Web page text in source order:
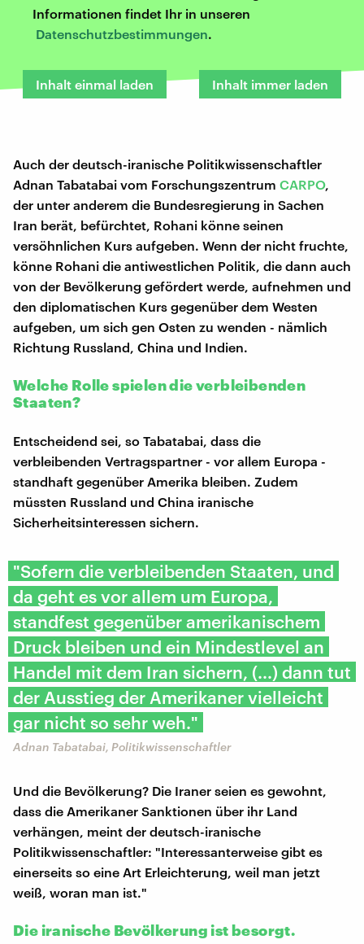
Informationen findet Ihr in unseren
Datenschutzbestimmungen.
Inhalt einmal laden Inhalt immer laden
Auch der deutsch-iranische Politikwissenschaftler
Adnan Tabatabai vom Forschungszentrum CARPO,
der unter anderem die Bundesregierung in Sachen
Iran berät, befürchtet, Rohani könne seinen
versöhnlichen Kurs aufgeben. Wenn der nicht fruchte,
könne Rohani die antiwestlichen Politik, die dann auch
von der Bevölkerung gefördert werde, aufnehmen und
den diplomatischen Kurs gegenüber dem Westen
aufgeben, um sich gen Osten zu wenden - nämlich
Richtung Russland, China und Indien.
Welche Rolle spielen die verbleibenden
Staaten?
Entscheidend sei, so Tabatabai, dass die
verbleibenden Vertragspartner - vor allem Europa -
standhaft gegenüber Amerika bleiben. Zudem
müssten Russland und China iranische
Sicherheitsinteressen sichern.
"Sofern die verbleibenden Staaten, und
da geht es vor allem um Europa,
standfest gegenüber amerikanischem
Druck bleiben und ein Mindestlevel an
Handel mit dem Iran sichern, (...) dann tut
der Ausstieg der Amerikaner vielleicht
gar nicht so sehr weh."
Adnan Tabatabai, Politikwissenschaftler
Und die Bevölkerung? Die Iraner seien es gewohnt,
dass die Amerikaner Sanktionen über ihr Land
verhängen, meint der deutsch-iranische
Politikwissenschaftler: "Interessanterweise gibt es
einerseits so eine Art Erleichterung, weil man jetzt
weiß, woran man ist."
Die iranische Bevölkerung ist besorgt.